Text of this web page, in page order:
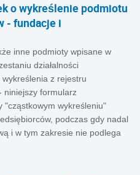
o wykreślenie podmiotu
- fundacje i
inne podmioty wpisane w
działalności
z rejestru
niniejszy formularz
"cząstkowym wykreśleniu"
podczas gdy nadal
i w tym zakresie nie podlega